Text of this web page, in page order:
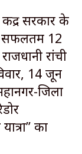
केंद्र सरकार के
सफलतम 12
रांची
14 जून
जिला
का